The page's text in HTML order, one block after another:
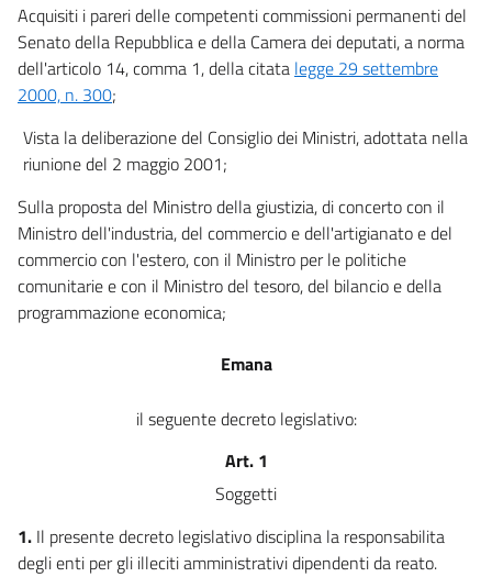
23
SEZIONE III
24 bis
25
25 bis
25 bis.1
25 ter
25 quinquies
25 octies
25 octies.1
Acquisiti i pareri delle competenti commissioni permanenti del
Senato della Repubblica e della Camera dei deputati, a norma
dell'articolo 14, comma 1, della citata legge 29 settembre
2000, n. 300;
Vista la deliberazione del Consiglio dei Ministri, adottata nella
riunione del 2 maggio 2001;
Sulla proposta del Ministro della giustizia, di concerto con il
Ministro dell'industria, del commercio e dell'artigianato e del
commercio con l'estero, con il Ministro per le politiche
comunitarie e con il Ministro del tesoro, del bilancio e della
programmazione economica;
Emana
il seguente decreto legislativo:
Art. 1
Soggetti
1. Il presente decreto legislativo disciplina la responsabilita
degli enti per gli illeciti amministrativi dipendenti da reato.